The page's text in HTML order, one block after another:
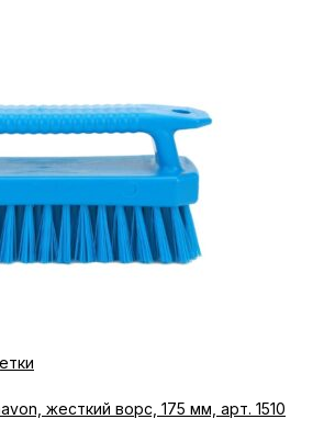
жесткий ворс, 175 мм, арт. 1510